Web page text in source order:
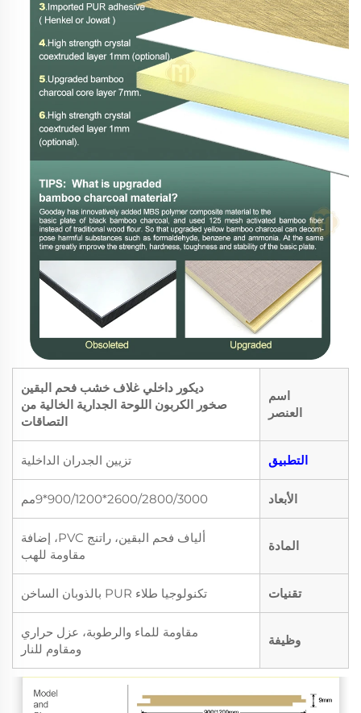
اسم
العنصر
ديكور داخلي غلاف خشب فحم البقين
صخور الكربون اللوحة الجدارية الخالية من
التصاقات
التطبيق تزيين الجدران الداخلية
الأبعاد 2600/2800/3000*900/1200*9مم
المادة
ألياف فحم البقين، راتنج PVC، إضافة
مقاومة للهب
تقنيات تكنولوجيا طلاء PUR بالذوبان الساخن
وظيفة
مقاومة للماء والرطوبة، عزل حراري
ومقاوم للنار